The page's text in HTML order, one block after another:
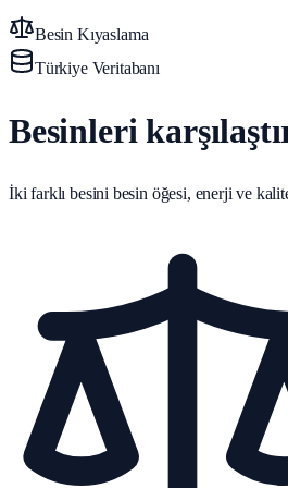
Besin Kıyaslama
Türkiye Veritabanı
Besinleri
İki farklı besini besin öğesi, enerji ve kalite